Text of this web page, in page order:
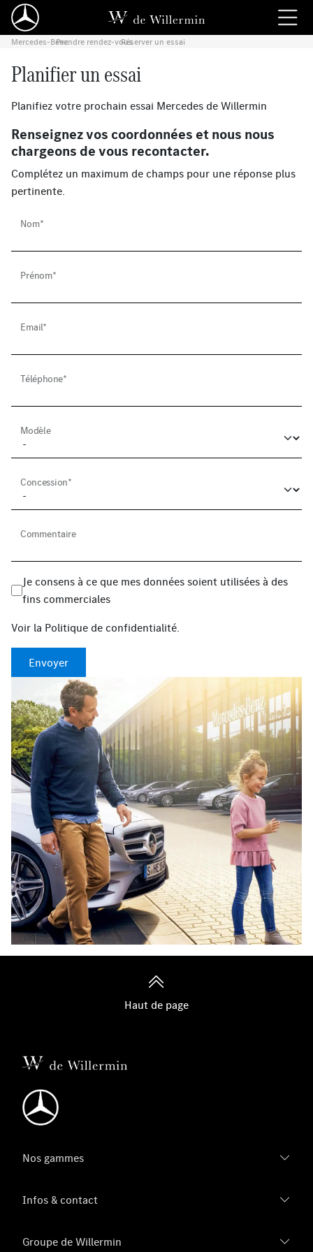
Mercedes-Benz
›
Prendre rendez-vous
›
Réserver un essai
Planifier un essai
Planifiez votre prochain essai Mercedes de Willermin
Renseignez vos coordonnées et nous nous
chargeons de vous recontacter.
Complétez un maximum de champs pour une réponse plus
pertinente.
Nom*
Prénom*
Email*
Téléphone*
Modèle
Concession*
Commentaire
Je consens à ce que mes données soient utilisées à des
fins commerciales
Voir la Politique de confidentialité.
Envoyer
Haut de page
Nos gammes
Infos & contact
Groupe de Willermin